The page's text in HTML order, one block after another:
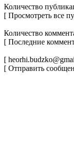
Количество
[ Просмотреть все
Количество
[ Последние
[
[ Отправить